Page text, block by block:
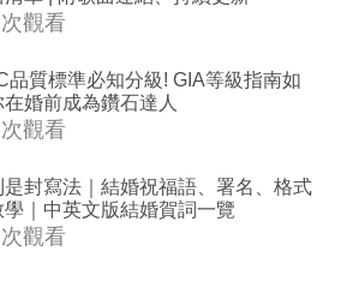
觀看
品質標準必知分級! GIA等級指南如
婚前成為鑽石達人
觀看
是封寫法｜結婚祝福語、署名、格式
學｜中英文版結婚賀詞一覽
觀看